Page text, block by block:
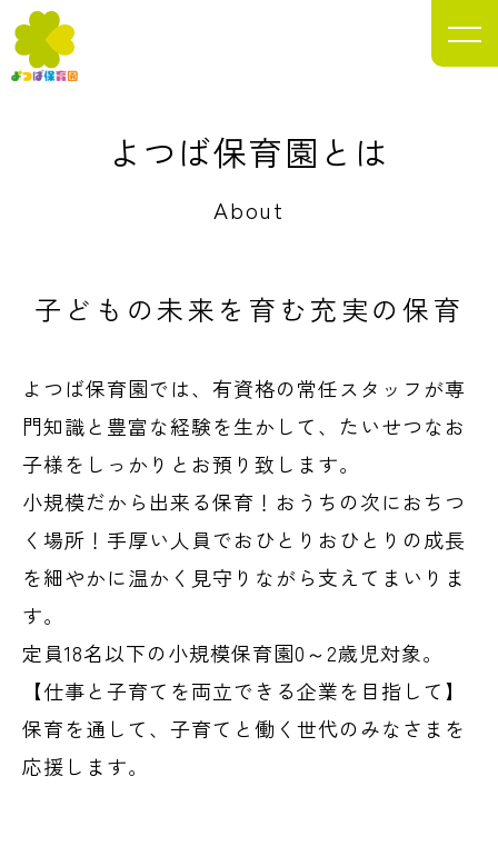
よつば保育園とは
About
子どもの未来を 育む充実の保育
よつば保育園では、有資格の常任スタッフが専
門知識と豊富な経験を生かして、たいせつなお
子様をしっかりとお預り致します。
小規模だから出来る保育！おうちの次におちつ
く場所！手厚い人員でおひとりおひとりの成長
を細やかに温かく見守りながら支えてまいりま
す。
定員18名以下の小規模保育園0～2歳児対象。
【仕事と子育てを両立できる企業を目指して】
保育を通して、子育てと働く世代のみなさまを
応援します。